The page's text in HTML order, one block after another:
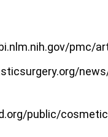
pmc/
public/